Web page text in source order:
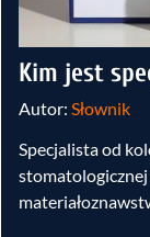
Kim jest
Autor: Słownik
Specjalista od
stomatologicznej